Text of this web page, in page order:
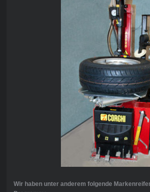
Wir haben unter anderem folgende